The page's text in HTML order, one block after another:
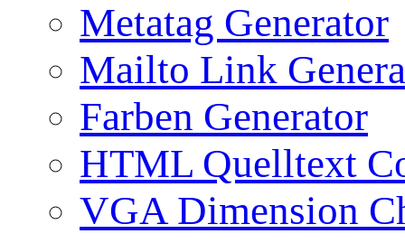
Metatag Generator
Mailto Link
Farben Generator
HTML Quelltext
VGA Dimension